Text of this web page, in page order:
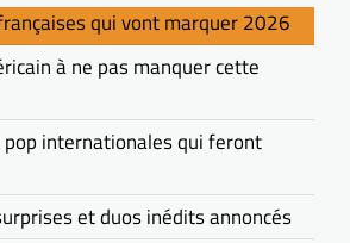
qui vont marquer 2026
à ne pas manquer cette
pop internationales qui feront
et duos inédits annoncés